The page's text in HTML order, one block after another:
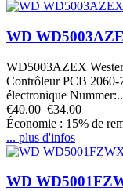
WD
WD5003AZEX
Contrôleur PCB
électronique
€40.00 €34.00
Économie : 15% de
... plus d'infos
WD